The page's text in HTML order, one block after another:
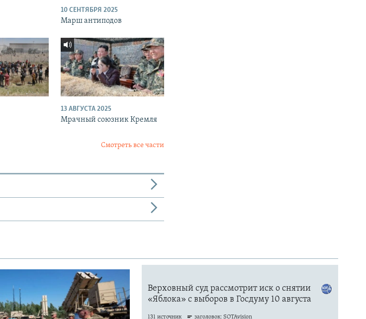
10 СЕНТЯБРЯ 2025
Марш антиподов
13 АВГУСТА 2025
Мрачный союзник Кремля
Смотреть все части